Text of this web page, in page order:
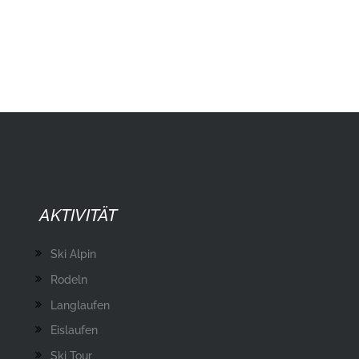
AKTIVITÄT
Ski Alpin
Rodeln
Langlaufen
Eislaufen
Ski Tour